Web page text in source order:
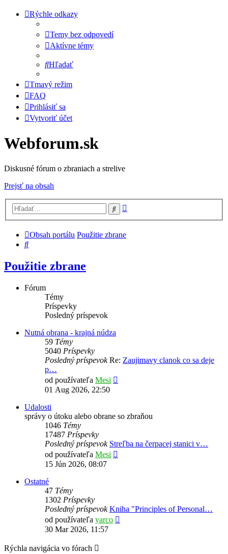
Rýchle odkazy
Temy bez odpovedí
Aktívne témy
Hľadať
Tmavý režim
FAQ
Prihlásiť sa
Vytvoriť účet
Webforum.sk
Diskusné fórum o zbraniach a strelive
Prejsť na obsah
Hľadať
Obsah portálu Použitie zbrane
Hľadať
Použitie zbrane
Fórum
Témy
Príspevky
Posledný príspevok
Nutná obrana - krajná núdza
59 Témy
5040 Príspevky
Posledný príspevokRe: Zaujimavy clanok co sa deje
p…
od používateľa Mesi
01 Aug 2026, 22:50
Udalosti
správy o útoku alebo obrane so zbraňou
1046 Témy
17487 Príspevky
Posledný príspevok Streľba na čerpacej stanici v…
od používateľa Mesi
15 Jún 2026, 08:07
Ostatné
47 Témy
1302 Príspevky
Posledný príspevok Kniha "Principles of Personal…
od používateľa yarco
30 Mar 2026, 11:57
Rýchla navigácia vo fórach